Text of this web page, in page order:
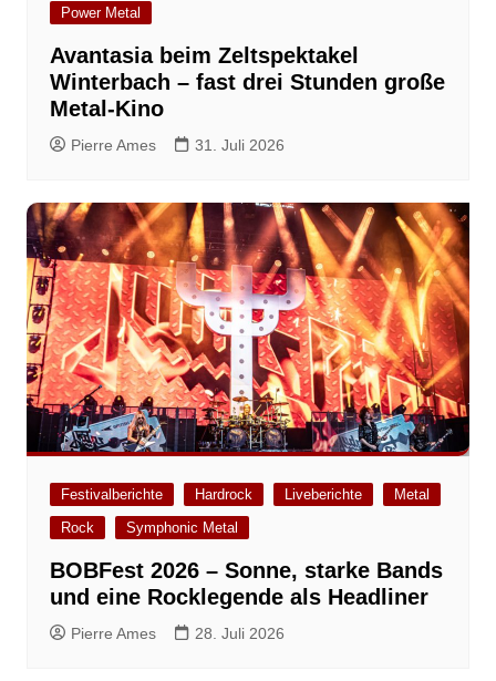
Power Metal
Avantasia beim Zeltspektakel
Winterbach – fast drei Stunden große
Metal-Kino
Pierre Ames 31. Juli 2026
Festivalberichte Hardrock Liveberichte
Metal
Rock
Symphonic Metal
BOBFest 2026 – Sonne, starke Bands
und eine Rocklegende als Headliner
Pierre Ames 28. Juli 2026